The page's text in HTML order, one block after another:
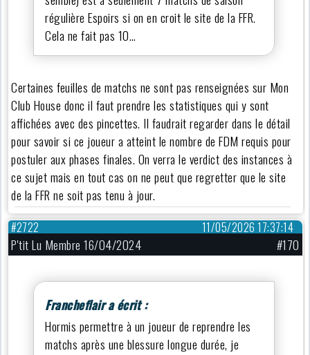
régulière Espoirs si on en croit le site de la FFR.
Cela ne fait pas 10…
Certaines feuilles de matchs ne sont pas renseignées sur Mon
Club House donc il faut prendre les statistiques qui y sont
affichées avec des pincettes. Il faudrait regarder dans le détail
pour savoir si ce joueur a atteint le nombre de FDM requis pour
postuler aux phases finales. On verra le verdict des instances à
ce sujet mais en tout cas on ne peut que regretter que le site
de la FFR ne soit pas tenu à jour.
11/05/2026 17:37:14
#2722
P'tit Lu Membre 16/04/2024 #170
Francheflair a écrit :
Hormis permettre à un joueur de reprendre les
matchs après une blessure longue durée, je